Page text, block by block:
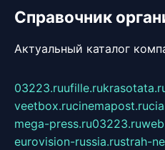
Справочник
Актуальный каталог
03223.ruufille.ru
veetbox.rucinemapost.ru
mega-press.ru03223.ru
eurovision-russia.rustrah-